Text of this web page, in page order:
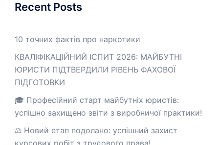
Recent Posts
10 точних фактів про наркотики
КВАЛІФІКАЦІЙНИЙ ІСПИТ 2026: МАЙБУТНІ
ЮРИСТИ ПІДТВЕРДИЛИ РІВЕНЬ ФАХОВОЇ
ПІДГОТОВКИ
🎓 Професійний старт майбутніх юристів:
успішно захищено звіти з виробничої практики!
⚖️ Новий етап подолано: успішний захист
курсових робіт з трудового права!